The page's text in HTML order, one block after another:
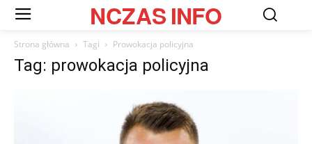
NCZASINFO
Strona główna Tagi Prowokacja policyjna
Tag: prowokacja policyjna